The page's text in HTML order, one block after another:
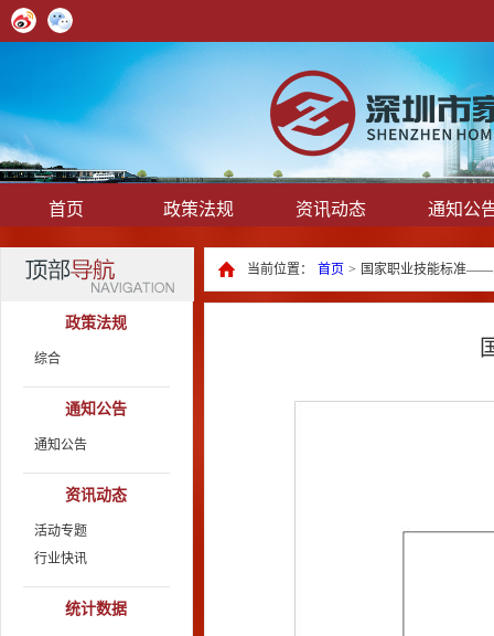
首页 政策法规 资讯动态 通知公
政策法规
综合
通知公告
通知公告
资讯动态
活动专题
行业快讯
统计数据
当前位置： 首页 > 国家职业技能标准——